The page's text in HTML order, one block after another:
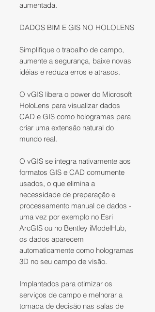
aumentada.
DADOS BIM E GIS NO HOLOLENS
Simplifique o trabalho de campo,
aumente a segurança, baixe novas
idéias e reduza erros e atrasos.
O vGIS libera o power do Microsoft
HoloLens para visualizar dados
CAD e GIS como hologramas para
criar uma extensão natural do
mundo real.
O vGIS se integra nativamente aos
formatos GIS e CAD comumente
usados, o que elimina a
necessidade de preparação e
processamento manual de dados -
uma vez por exemplo no Esri
ArcGIS ou no Bentley iModelHub,
os dados aparecem
automaticamente como hologramas
3D no seu campo de visão.
Implantados para otimizar os
serviços de campo e melhorar a
tomada de decisão nas salas de